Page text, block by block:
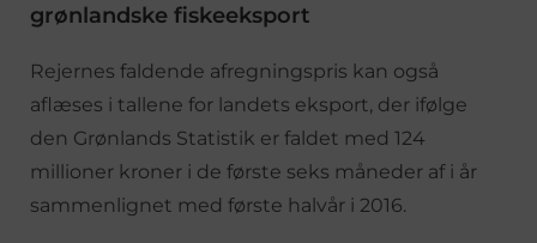
grønlandske fiskeeksport
Rejernes faldende afregningspris kan også
aflæses i tallene for landets eksport, der ifølge
den Grønlands Statistik er faldet med 124
millioner kroner i de første seks måneder af i år
sammenlignet med første halvår i 2016.